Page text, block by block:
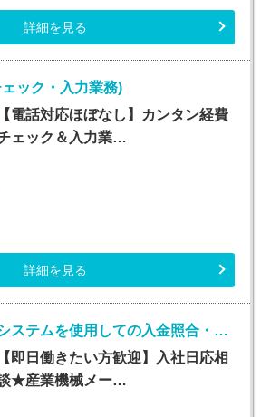
詳細を見る
ック・入力業務)
【電話対応ほぼなし】カンタン経費
ェック＆入力業…
詳細を見る
一般事務(Excelやシステムを使用しての入金照合・入力業務)
【即日働きたい方歓迎】入社日応相
★産業機械メー…